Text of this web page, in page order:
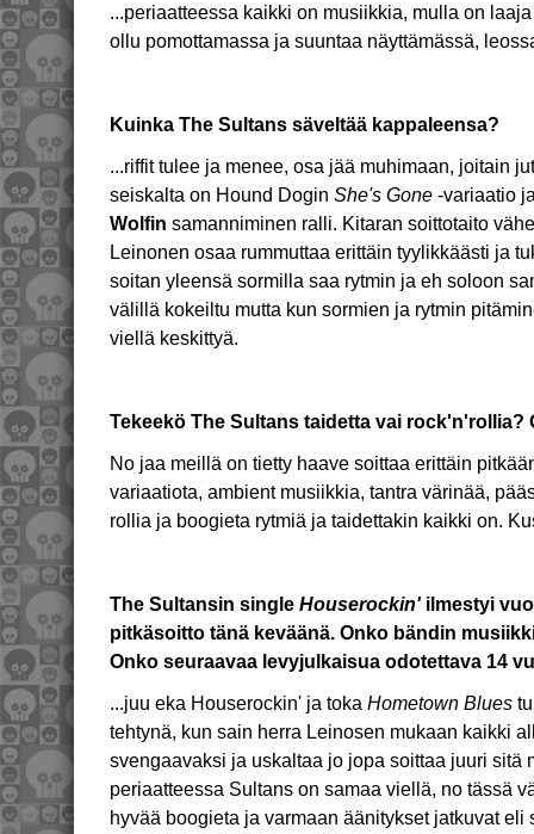
...periaatteessa kaikki on musiikkia, mulla on
ollu pomottamassa ja suuntaa näyttämässä,
Kuinka The Sultans säveltää kappaleensa?
...riffit tulee ja menee, osa jää muhimaan, joitain
seiskalta on Hound Dogin She's Gone -variaatio
Wolfin samanniminen ralli. Kitaran soittotaito
Leinonen osaa rummuttaa erittäin tyylikkäästi ja
soitan yleensä sormilla saa rytmin ja eh soloon
välillä kokeiltu mutta kun sormien ja rytmin
viellä keskittyä.
Tekeekö The Sultans taidetta vai rock'n'rollia?
No jaa meillä on tietty haave soittaa erittäin
variaatiota, ambient musiikkia, tantra värinää,
rollia ja boogieta rytmiä ja taidettakin kaikki on.
The Sultansin single Houserockin'ilmestyi
pitkäsoitto tänä keväänä. Onko bändin
Onko seuraavaa levyjulkaisua odotettava 14
...juu eka Houserockin' ja toka Hometown Blues
tehtynä, kun sain herra Leinosen mukaan kaikki
svengaavaksi ja uskaltaa jo jopa soittaa juuri sitä
periaatteessa Sultans on samaa viellä, no tässä
hyvää boogieta ja varmaan äänitykset jatkuvat eli